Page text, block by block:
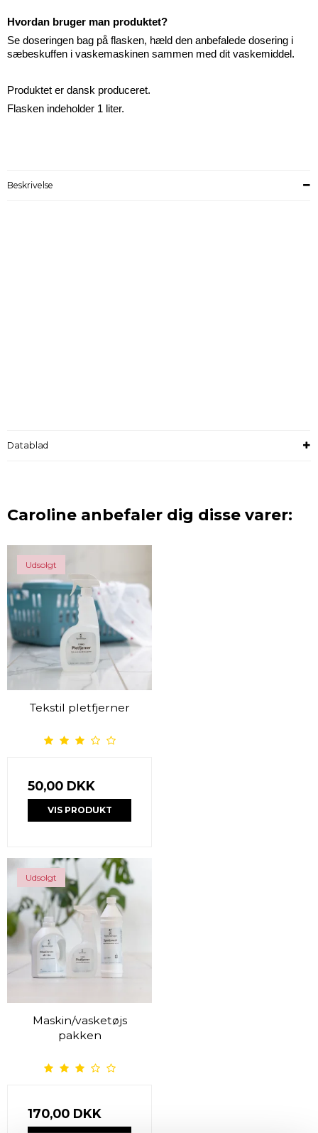
Hvordan bruger man produktet?
Se doseringen bag på flasken, hæld den anbefalede dosering i
sæbeskuffen i vaskemaskinen sammen med dit vaskemiddel.
Produktet er dansk produceret.
Flasken indeholder 1 liter.
Beskrivelse
Datablad
Caroline anbefaler dig disse varer:
Udsolgt
Tekstil pletfjerner
50,00 DKK
VIS PRODUKT
Udsolgt
Maskin/vasketøjs
pakken
170,00 DKK